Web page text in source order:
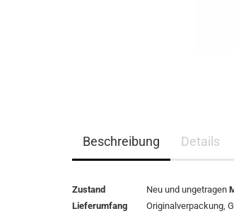
Beschreibung Details
Zustand Neu und ungetragen
Lieferumfang
Originalverpackung,